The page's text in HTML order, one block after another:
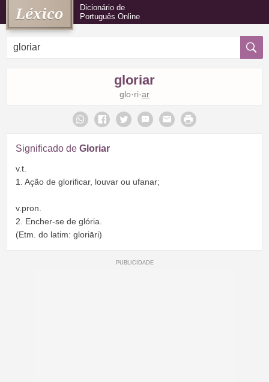
Dicionário de
Português Online
gloriar
glo·ri·ar
Significado de Gloriar
v.t.
1. Ação de glorificar, louvar ou ufanar;
v.pron.
2. Encher-se de glória.
(Etm. do latim: gloriāri)